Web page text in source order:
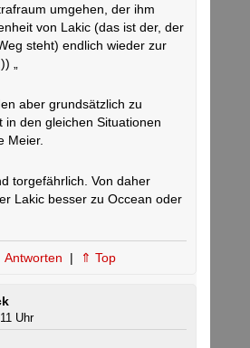
umgehen, der ihm
von Lakic (das ist der, der
steht) endlich wieder zur
„
aber grundsätzlich zu
in den gleichen Situationen
Meier.
torgefährlich. Von daher
Lakic besser zu Occean oder
Antworten | ⇑ Top
Uhr